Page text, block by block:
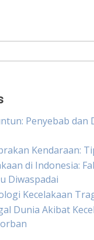
Penyebab dan
Kendaraan:
di Indonesia:
Diwaspadai
Kecelakaan
Dunia Akibat